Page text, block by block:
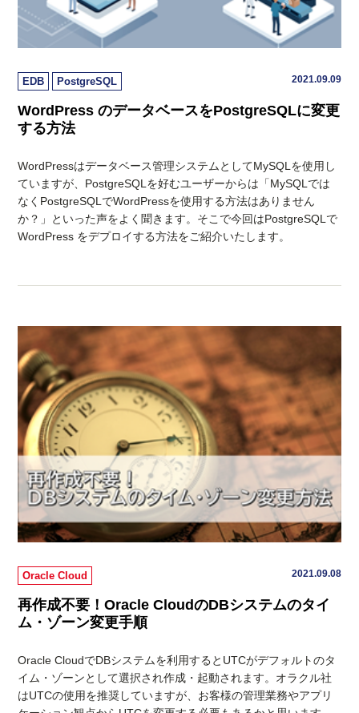
EDB PostgreSQL 2021.09.09
WordPress のデータベースをPostgreSQLに変更
する方法
WordPressはデータベース管理システムとしてMySQLを使用し
ていますが、PostgreSQLを好むユーザーからは「MySQLでは
なくPostgreSQLでWordPressを使用する方法はありません
か？」といった声をよく聞きます。そこで今回はPostgreSQLで
WordPress をデプロイする方法をご紹介いたします。
Oracle Cloud 2021.09.08
再作成不要！Oracle CloudのDBシステムのタイ
ム・ゾーン変更手順
Oracle CloudでDBシステムを利用するとUTCがデフォルトのタ
イム・ゾーンとして選択され作成・起動されます。オラクル社
はUTCの使用を推奨していますが、お客様の管理業務やアプリ